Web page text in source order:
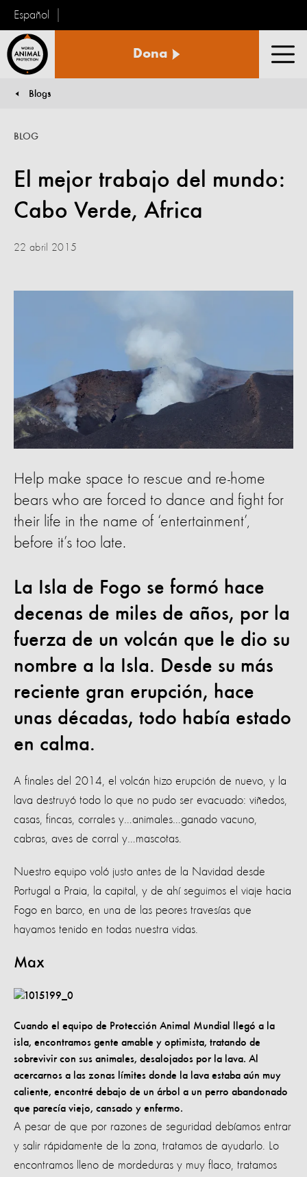
Español
Animal
Dona
You are here:
Blogs
El mejor trabajo del mundo:
Cabo Verde, Africa
BLOG
22 abril 2015
Help make space to rescue and re-home
bears who are forced to dance and fight for
their life in the name of ‘entertainment’,
before it’s too late.
La Isla de Fogo se formó hace
decenas de miles de años, por la
fuerza de un volcán que le dio su
nombre a la Isla. Desde su más
reciente gran erupción, hace
unas décadas, todo había estado
en calma.
A finales del 2014, el volcán hizo erupción de nuevo, y la
lava destruyó todo lo que no pudo ser evacuado: viñedos,
casas, fincas, corrales y…animales…ganado vacuno,
cabras, aves de corral y…mascotas.
Nuestro equipo voló justo antes de la Navidad desde
Portugal a Praia, la capital, y de ahí seguimos el viaje hacia
Fogo en barco, en una de las peores travesías que
hayamos tenido en todas nuestra vidas.
Max
Cuando el equipo de Protección Animal Mundial llegó a la
isla, encontramos gente amable y optimista, tratando de
sobrevivir con sus animales, desalojados por la lava. Al
acercarnos a las zonas límites donde la lava estaba aún muy
caliente, encontré debajo de un árbol a un perro abandonado
que parecía viejo, cansado y enfermo.
A pesar de que por razones de seguridad debíamos entrar
y salir rápidamente de la zona, tratamos de ayudarlo. Lo
encontramos lleno de mordeduras y muy flaco, tratamos